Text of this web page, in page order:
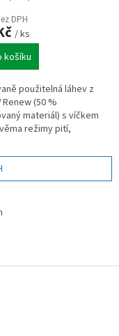
DPH
/ ks
košíku
použitelná láhev z
(50 %
materiál) s víčkem
režimy pití,
víček Kambukka.
l, výška...